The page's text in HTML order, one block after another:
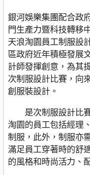
銀河娛樂集團配合政
門生產力暨科技轉移
天浪淘園員工制服設
區政府近年積極發展
計師發揮創意，為其
次制服設計比賽，向
創服裝設計。
是次制服設計比賽
淘園的員工包括經理
制服，此外，制服亦
滿足員工穿著時的舒
的風格和時尚活力、